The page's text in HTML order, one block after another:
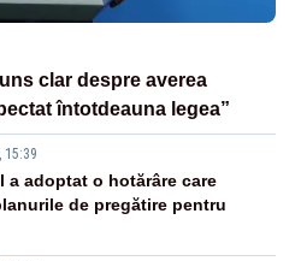
clar despre averea
întotdeauna legea”
15:39
a adoptat o hotărâre care
de pregătire pentru